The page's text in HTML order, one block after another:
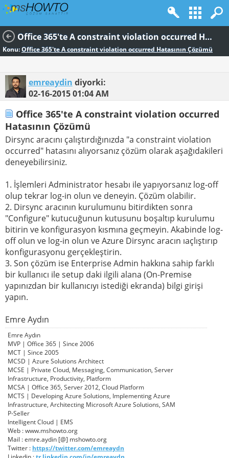
Office 365'te A constraint violation occurred Hatasının Çözümü
Konu:Office 365'te A constraint violation occurred Hatasının Çözümü
emreaydin diyorki:
02-16-201501:04 AM
Office 365'te A constraint violation occurred
Hatasının Çözümü
Dirsync aracını çalıştırdığınızda "a constraint violation
occurred" hatasını alıyorsanız çözüm olarak aşağıdakileri
deneyebilirsiniz.
1. İşlemleri Administrator hesabı ile yapıyorsanız log-off
olup tekrar log-in olun ve deneyin. Çözüm olabilir.
2. Dirsync aracının kurulumunu bitirdikten sonra
"Configure" kutucuğunun kutusunu boşaltıp kurulumu
bitirin ve konfigurasyon kısmına geçmeyin. Akabinde log-
off olun ve log-in olun ve Azure Dirsync aracın ıaçlıştırıp
konfigurasyonu gerçekleştirin.
3. Son çözüm ise Enterprise Admin hakkına sahip farklı
bir kullanıcı ile setup daki ilgili alana (On-Premise
yapınızdan bir kullanıcıyı istediği ekranda) bilgi girişi
yapın.
Emre Aydın
Emre Aydın
MVP | Office 365 | Since 2006
MCT | Since 2005
MCSD | Azure Solutions Architect
MCSE | Private Cloud, Messaging, Communication, Server
Infrastructure, Productivity, Platform
MCSA | Office 365, Server 2012, Cloud Platform
MCTS | Developing Azure Solutions, Implementing Azure
Infrastructure, Architecting Microsoft Azure Solutions, SAM
P-Seller
Intelligent Cloud | EMS
Web : www.mshowto.org
Mail : emre.aydin [@] mshowto.org
Twitter : https://twitter.com/emreaydn